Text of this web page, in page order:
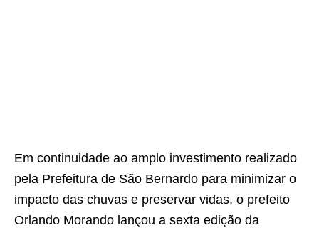
Em continuidade ao amplo investimento realizado
pela Prefeitura de São Bernardo para minimizar o
impacto das chuvas e preservar vidas, o prefeito
Orlando Morando lançou a sexta edição da